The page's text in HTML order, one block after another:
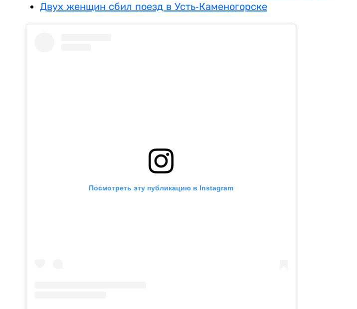
Двух женщин сбил поезд в Усть-Каменогорске
Посмотреть эту публикацию в Instagram